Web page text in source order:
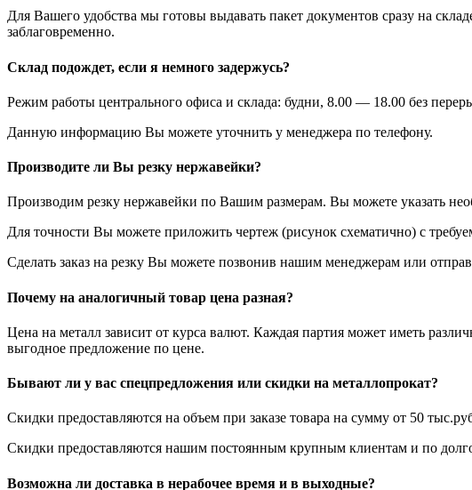
Для Вашего удобства мы готовы выдавать пакет документов сразу на
заблаговременно.
Склад подождет, если я немного задержусь?
Режим работы центрального офиса и склада: будни, 8.00 — 18.00 без
Данную информацию Вы можете уточнить у менеджера по телефону.
Производите ли Вы резку нержавейки?
Производим резку нержавейки по Вашим размерам. Вы можете указать
Для точности Вы можете приложить чертеж (рисунок схематично) с
Сделать заказ на резку Вы можете позвонив нашим менеджерам или
Почему на аналогичный товар цена разная?
Цена на металл зависит от курса валют. Каждая партия может иметь
выгодное предложение по цене.
Бывают ли у вас спецпредложения или скидки на металлопрокат?
Скидки предоставляются на объем при заказе товара на сумму от 50
Скидки предоставляются нашим постоянным крупным клиентам и по
Возможна ли доставка в нерабочее время и в выходные?